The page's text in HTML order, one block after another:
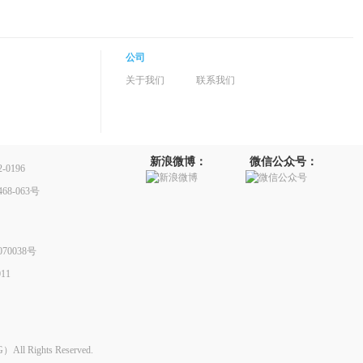
公司
关于我们
联系我们
0196
063号
号
新浪微博： 微信公众号：
All Rights Reserved.